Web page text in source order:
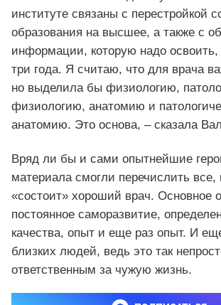
институте связаны с перестройкой
образования на высшее, а также с
информации, которую надо освоить,
три года. Я считаю, что для врача
но выделила бы физиологию,
физиологию, анатомию и
анатомию. Это основа, – сказала
Вряд ли бы и сами опытнейшие
материала смогли перечислить все,
«состоит» хороший врач. Основное
постоянное саморазвитие,
качества, опыт и еще раз опыт. И
близких людей, ведь это так
ответственным за чужую жизнь.